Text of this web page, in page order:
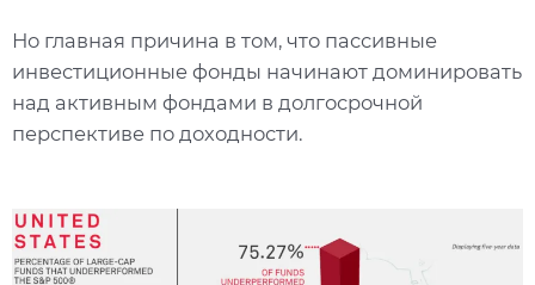
Но главная причина в том, что пассивные
инвестиционные фонды начинают доминировать
над активным фондами в долгосрочной
перспективе по доходности.